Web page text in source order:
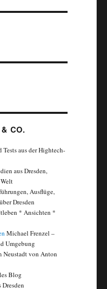
CO.
Tests aus der Hightech-
aus Dresden,
Ausflüge,
Dresden
* Ansichten *
Michael Frenzel –
Umgebung
Neustadt von Anton
Blog
Dresden